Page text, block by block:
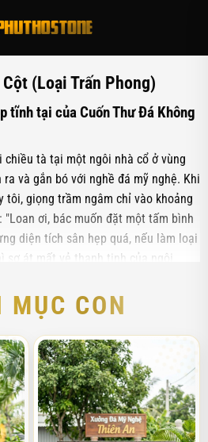
(Loại Trấn Phong)
tĩnh tại của Cuốn Thư Đá Không
chiều tà tại một ngôi nhà cổ ở vùng
và gắn bó với nghề đá mỹ nghệ. Khi
tôi, giọng trầm ngâm chỉ vào khoảng
ơi, bác muốn đặt một tấm bình
diện tích sân hẹp quá, nếu làm loại
sợ át mất vẻ thanh tịnh của ngôi
ảnh tôi mãi, bởi đó không chỉ là
là bài toán của rất nhiều gia đình
nét văn hóa truyền thống trong
phần khiêm tốn về diện tích.
điều hành kho đá Phú Thọ Stone, tôi
hàng vì quá ham sự bề thế mà chọn
cao vút, để rồi khi lắp đặt xong mới
làm không gian trở nên bức bối, ngột
MỤC CON